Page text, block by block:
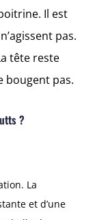
Il est
pas.
tête reste
bougent pas.
?
La
et d’une